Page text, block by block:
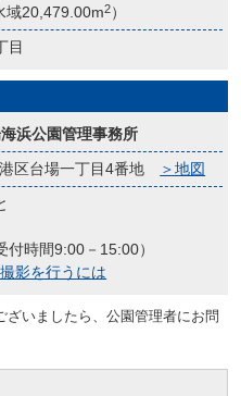
域20,479.00m2）
目
浜公園管理事務所
区台場一丁目4番地
＞地図
付時間9:00－15:00）
影を行うには
いましたら、公園管理者にお問